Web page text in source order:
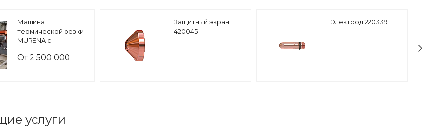
Машина
термической резки
MURENA с
От 2 500 000
Защитный экран
420045
Электрод 220339
услуги